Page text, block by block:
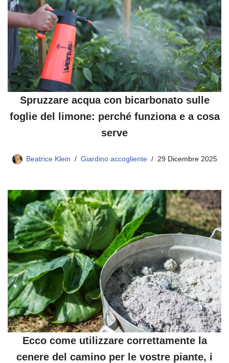
Spruzzare acqua con bicarbonato sulle
foglie del limone: perché funziona e a cosa
serve
Beatrice Klein Giardino accogliente 29 Dicembre 2025
Ecco come utilizzare correttamente la
cenere del camino per le vostre piante, i